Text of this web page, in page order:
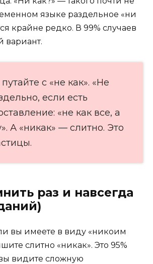
языке раздельное «ни
крайне редко. В 99% случаев
вариант.
с «не как». «Не
если есть
«не как все, а
А «никак» — слитно. Это
раз и навсегда
вы имеете в виду «никоим
слитно «никак». Это 95%
видите сложную